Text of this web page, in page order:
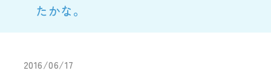
たかな。
2016/06/17